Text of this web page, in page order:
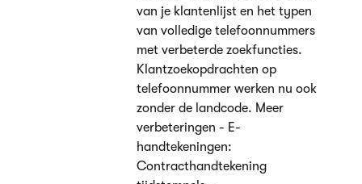
van je klantenlijst en het typen
van volledige telefoonnummers
met verbeterde zoekfuncties.
Klantzoekopdrachten op
telefoonnummer werken nu ook
zonder de landcode. Meer
verbeteringen - E-
handtekeningen:
Contracthandtekening